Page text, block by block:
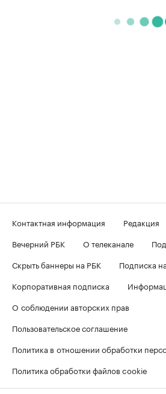
Контактная информация Редакция
Вечерний РБК
О телеканале
Скрыть баннеры на РБК
Подписка
Корпоративная подписка
О соблюдении авторских прав
Пользовательское соглашение
Политика в отношении обработки
Политика обработки файлов cookie